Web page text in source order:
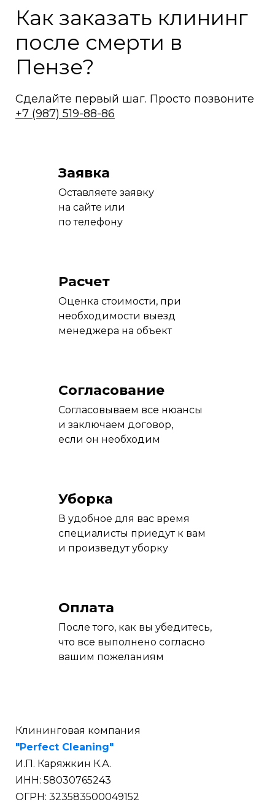
Как заказать клининг
после смерти в
Пензе?
Сделайте первый шаг. Просто позвоните
+7 (987) 519-88-86
Заявка
Оставляете заявку
на сайте или
по телефону
Расчет
Оценка стоимости, при
необходимости выезд
менеджера на объект
Согласование
Согласовываем все нюансы
и заключаем договор,
если он необходим
Уборка
В удобное для вас время
специалисты приедут к вам
и произведут уборку
Оплата
После того, как вы убедитесь,
что все выполнено согласно
вашим пожеланиям
Клининговая компания
"Perfect Cleaning"
И.П. Каряжкин К.А.
ИНН: 58030765243
ОГРН: 323583500049152